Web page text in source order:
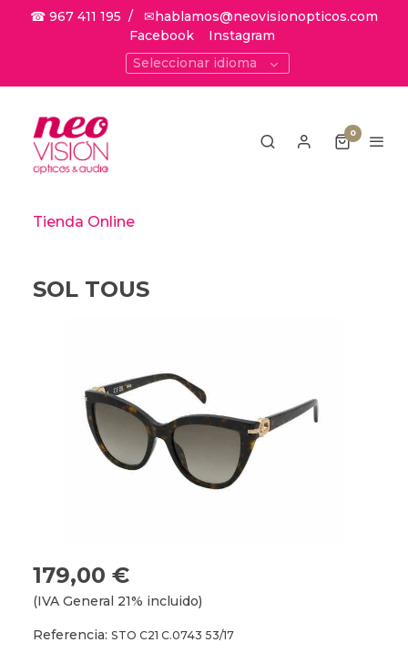
☎ 967 411 195 /
✉hablamos@neovisionopticos.com
Facebook
Instagram
Seleccionar idioma
0
Tienda Online
SOL TOUS
179,00 €
(IVA General 21% incluido)
Referencia: STO C21 C.0743 53/17